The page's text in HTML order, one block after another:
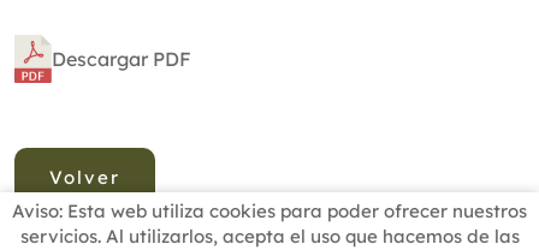
Descargar PDF
Volver
Aviso: Esta web utiliza cookies para poder ofrecer nuestros
servicios. Al utilizarlos, acepta el uso que hacemos de las